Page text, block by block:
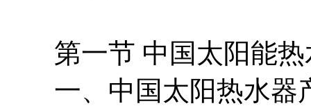
第一节 中国太阳能热
一、中国太阳热水器